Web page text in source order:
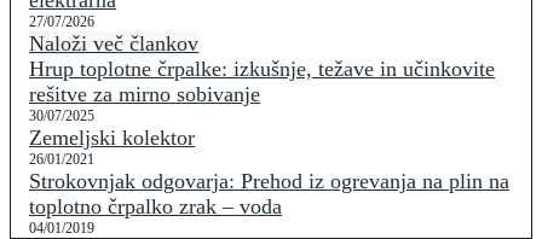
27/07/2026
Naloži več člankov
Hrup toplotne črpalke: izkušnje, težave in učinkovite
rešitve za mirno sobivanje
30/07/2025
Zemeljski kolektor
26/01/2021
Strokovnjak odgovarja: Prehod iz ogrevanja na plin na
toplotno črpalko zrak – voda
04/01/2019